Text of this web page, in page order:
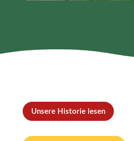
Unsere Historie lesen